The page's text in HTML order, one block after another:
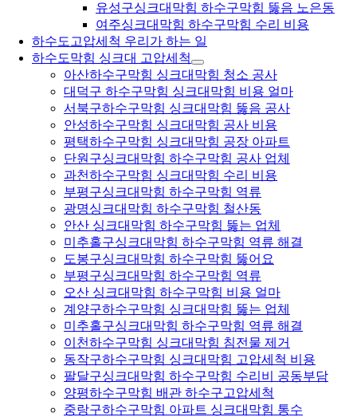
유성구싱크대막힘 하수구막힘 뚫음 노은동
여주싱크대막힘 하수구막힘 수리 비용
하수도고압세척 우리가 하는 일
하수도막힘 싱크대 고압세척
아산하수구막힘 싱크대막힘 청소 공사
대덕구 하수구막힘 싱크대막힘 비용 얼마
서북구하수구막힘 싱크대막힘 뚫음 공사
안성하수구막힘 싱크대막힘 공사 비용
평택하수구막힘 싱크대막힘 공장 아파트
단원구싱크대막힘 하수구막힘 공사 업체
과천하수구막힘 싱크대막힘 수리 비용
부평구싱크대막힘 하수구막힘 역류
광명싱크대막힘 하수구막힘 철산동
안산 싱크대막힘 하수구막힘 뚫는 업체
미추홀구싱크대막힘 하수구막힘 역류 해결
도봉구싱크대막힘 하수구막힘 뚫어요
부평구싱크대막힘 하수구막힘 역류
오산 싱크대막힘 하수구막힘 비용 얼마
계양구하수구막힘 싱크대막힘 뚫는 업체
미추홀구싱크대막힘 하수구막힘 역류 해결
이천하수구막힘 싱크대막힘 침전물 제거
동작구하수구막힘 싱크대막힘 고압세척 비용
팔달구싱크대막힘 하수구막힘 수리비 공동부담
양평하수구막힘 배관 하수구고압세척
중랑구하수구막힘 아파트 싱크대막힘 통수